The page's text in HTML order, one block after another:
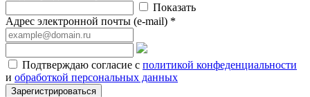
Показать
Адрес электронной почты (e-mail) *
Подтверждаю согласие с политикой конфеденциальности
и обработкой персональных данных
Зарегистрироваться